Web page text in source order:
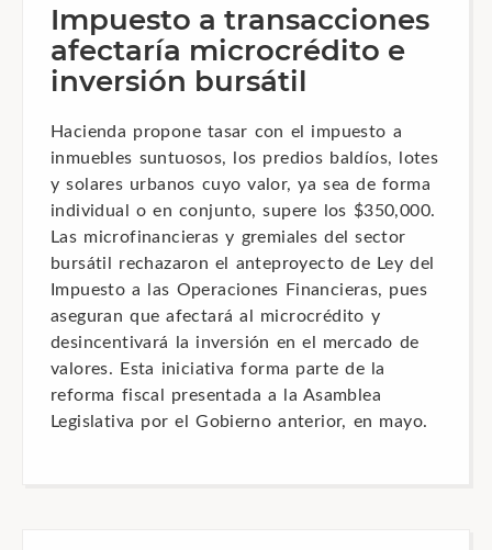
Impuesto a transacciones
afectaría microcrédito e
inversión bursátil
Hacienda propone tasar con el impuesto a
inmuebles suntuosos, los predios baldíos, lotes
y solares urbanos cuyo valor, ya sea de forma
individual o en conjunto, supere los $350,000.
Las microfinancieras y gremiales del sector
bursátil rechazaron el anteproyecto de Ley del
Impuesto a las Operaciones Financieras, pues
aseguran que afectará al microcrédito y
desincentivará la inversión en el mercado de
valores. Esta iniciativa forma parte de la
reforma fiscal presentada a la Asamblea
Legislativa por el Gobierno anterior, en mayo.